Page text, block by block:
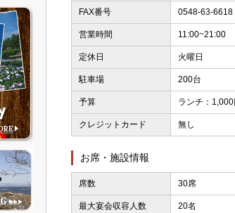
・海老天丼（1,100円）
やはり、日本人は海老好きが多い
す。
FAX番号 0548-63-6618
営業時間 11:00~21:00
定休日 火曜日
駐車場 200台
予算 ランチ：
クレジットカード 無し
お席・施設情報
席数 30席
最大宴会収容人数 20名